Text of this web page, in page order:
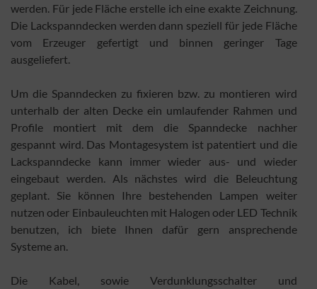
werden. Für jede Fläche erstelle ich eine exakte Zeichnung.
Die Lackspanndecken werden dann speziell für jede Fläche
vom Erzeuger gefertigt und binnen geringer Tage
ausgeliefert.
Um die Spanndecken zu fixieren bzw. zu montieren wird
unterhalb der alten Decke ein umlaufender Rahmen und
Profile montiert mit dem die Spanndecke nachher
gespannt wird. Das Montagesystem ist patentiert und die
Lackspanndecke kann immer wieder aus- und wieder
eingebaut werden. Als nächstes wird die Beleuchtung
geplant. Sie können Ihre bestehenden Lampen weiter
nutzen oder Einbauleuchten mit Halogen oder LED Technik
benutzen, ich biete Ihnen dafür gern ansprechende
Systeme an.
Die Kabel, sowie Verdunklungsschalter und